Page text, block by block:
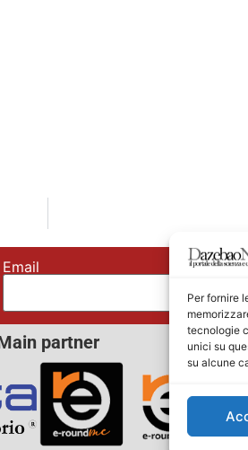
Per fornire
tecnologie
unici su
su alcune
Email
partner